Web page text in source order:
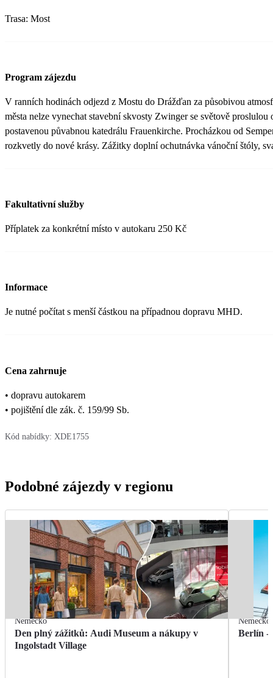
Trasa: Most
Program zájezdu
V ranních hodinách odjezd z Mostu do Drážďan za působivou
města nelze vynechat stavební skvosty Zwinger se světově
postavenou půvabnou katedrálu Frauenkirche. Procházkou od
rozkvetly do nové krásy. Zážitky doplní ochutnávka vánoční štóly,
Fakultativní služby
Příplatek za konkrétní místo v autokaru 250 Kč
Informace
Je nutné počítat s menší částkou na případnou dopravu MHD.
Cena zahrnuje
• dopravu autokarem
• pojištění dle zák. č. 159/99 Sb.
Kód nabídky: XDE1755
Podobné zájezdy v regionu
Německo
Den plný zážitků: Audi Museum a nákupy v
Ingolstadt Village
Německo
Berlín -